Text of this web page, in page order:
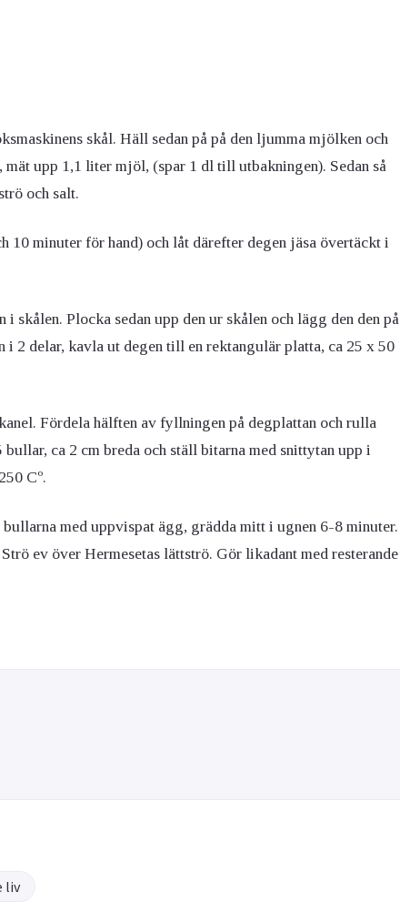
skål. Häll sedan på på den ljumma mjölken och
upp 1,1 liter mjöl, (spar 1 dl till utbakningen). Sedan så
och salt.
10 minuter för hand) och låt därefter degen jäsa övertäckt i
skålen. Plocka sedan upp den ur skålen och lägg den den på
i 2 delar, kavla ut degen till en rektangulär platta, ca 25 x 50
Fördela hälften av fyllningen på degplattan och rulla
ca 2 cm breda och ställ bitarna med snittytan upp i
Cº.
med uppvispat ägg, grädda mitt i ugnen 6-8 minuter.
ev över Hermesetas lättströ. Gör likadant med resterande
liv